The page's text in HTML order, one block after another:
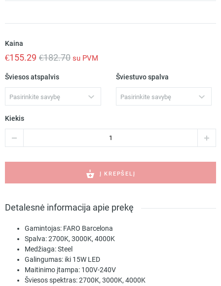
Kaina
€155.29 €182.70 su PVM
Šviesos atspalvis
Pasirinkite savybę
Šviestuvo spalva
Pasirinkite savybę
Kiekis
Black/ribbon
sieninis
E27
35
Į KREPŠELĮ
Detalesnė informacija apie prekę
Gamintojas: FARO Barcelona
Spalva:2700K, 3000K, 4000K
Medžiaga:Steel
Galingumas: iki 15W LED
Maitinimo įtampa: 100V-240V
Šviesos spektras:2700K, 3000K, 4000K